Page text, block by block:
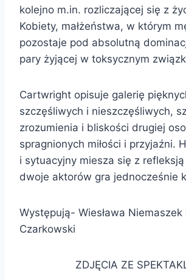
kolejno m.in. rozliczającej się z
Kobiety, małżeństwa, w którym
pozostaje pod absolutną
pary żyjącej w toksycznym
Cartwright opisuje galerię
szczęśliwych i nieszczęśliwych,
zrozumienia i bliskości drugiej
spragnionych miłości i przyjaźni.
i sytuacyjny miesza się z
dwoje aktorów gra jednocześnie
Występują- Wiesława Niemaszek
Czarkowski
ZDJĘCIA ZE